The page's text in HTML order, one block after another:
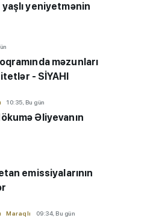
yeniyetmənin
məzunları
- SİYAHI
10:35, Bu gün
Əliyevanın
emissiyalarının
Maraqlı 09:34, Bu gün